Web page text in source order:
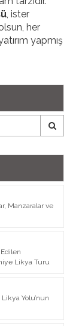
, ister
her
yapmış
Manzaralar ve
Likya Turu
Yolu’nun